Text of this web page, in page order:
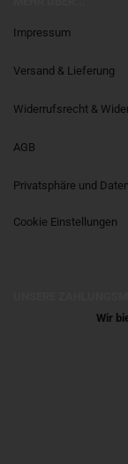
Impressum
Versand & Lieferung
Widerrufsrecht &
AGB
Privatsphäre und
Cookie Einstellungen
Wir